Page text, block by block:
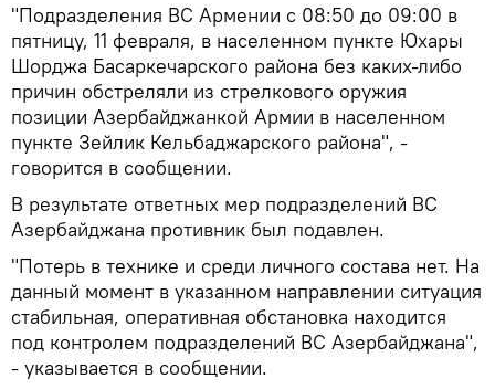
"Подразделения ВС Армении с 08:50 до 09:00 в
пятницу, 11 февраля, в населенном пункте Юхары
Шорджа Басаркечарского района без каких-либо
причин обстреляли из стрелкового оружия
позиции Азербайджанкой Армии в населенном
пункте Зейлик Кельбаджарского района", -
говорится в сообщении.
В результате ответных мер подразделений ВС
Азербайджана противник был подавлен.
"Потерь в технике и среди личного состава нет. На
данный момент в указанном направлении ситуация
стабильная, оперативная обстановка находится
под контролем подразделений ВС Азербайджана",
- указывается в сообщении.